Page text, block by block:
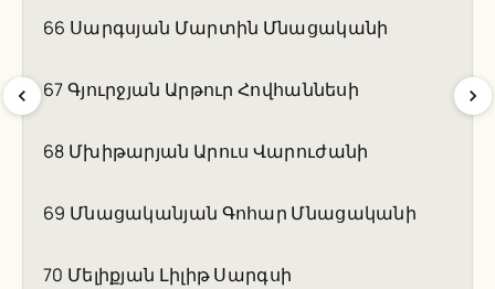
66 Սարգսյան Մարտին Մնացականի
67 Գյուրջյան Արթուր Հովհաննեսի
68 Մխիթարյան Արուս Վարուժանի
69 Մնացականյան Գոհար Մնացականի
70 Մելիքյան Լիլիթ Սարգսի